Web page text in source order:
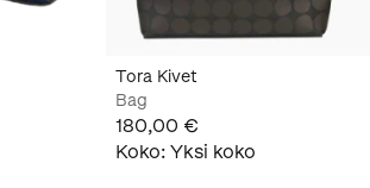
Tora Kivet
Bag
180,00 €
Koko: Yksi koko